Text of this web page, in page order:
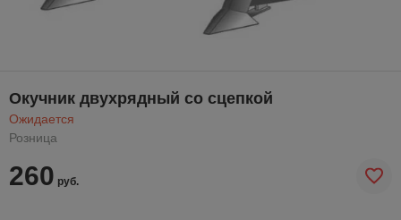
Окучник двухрядный со сцепкой
Ожидается
Розница
260 руб.